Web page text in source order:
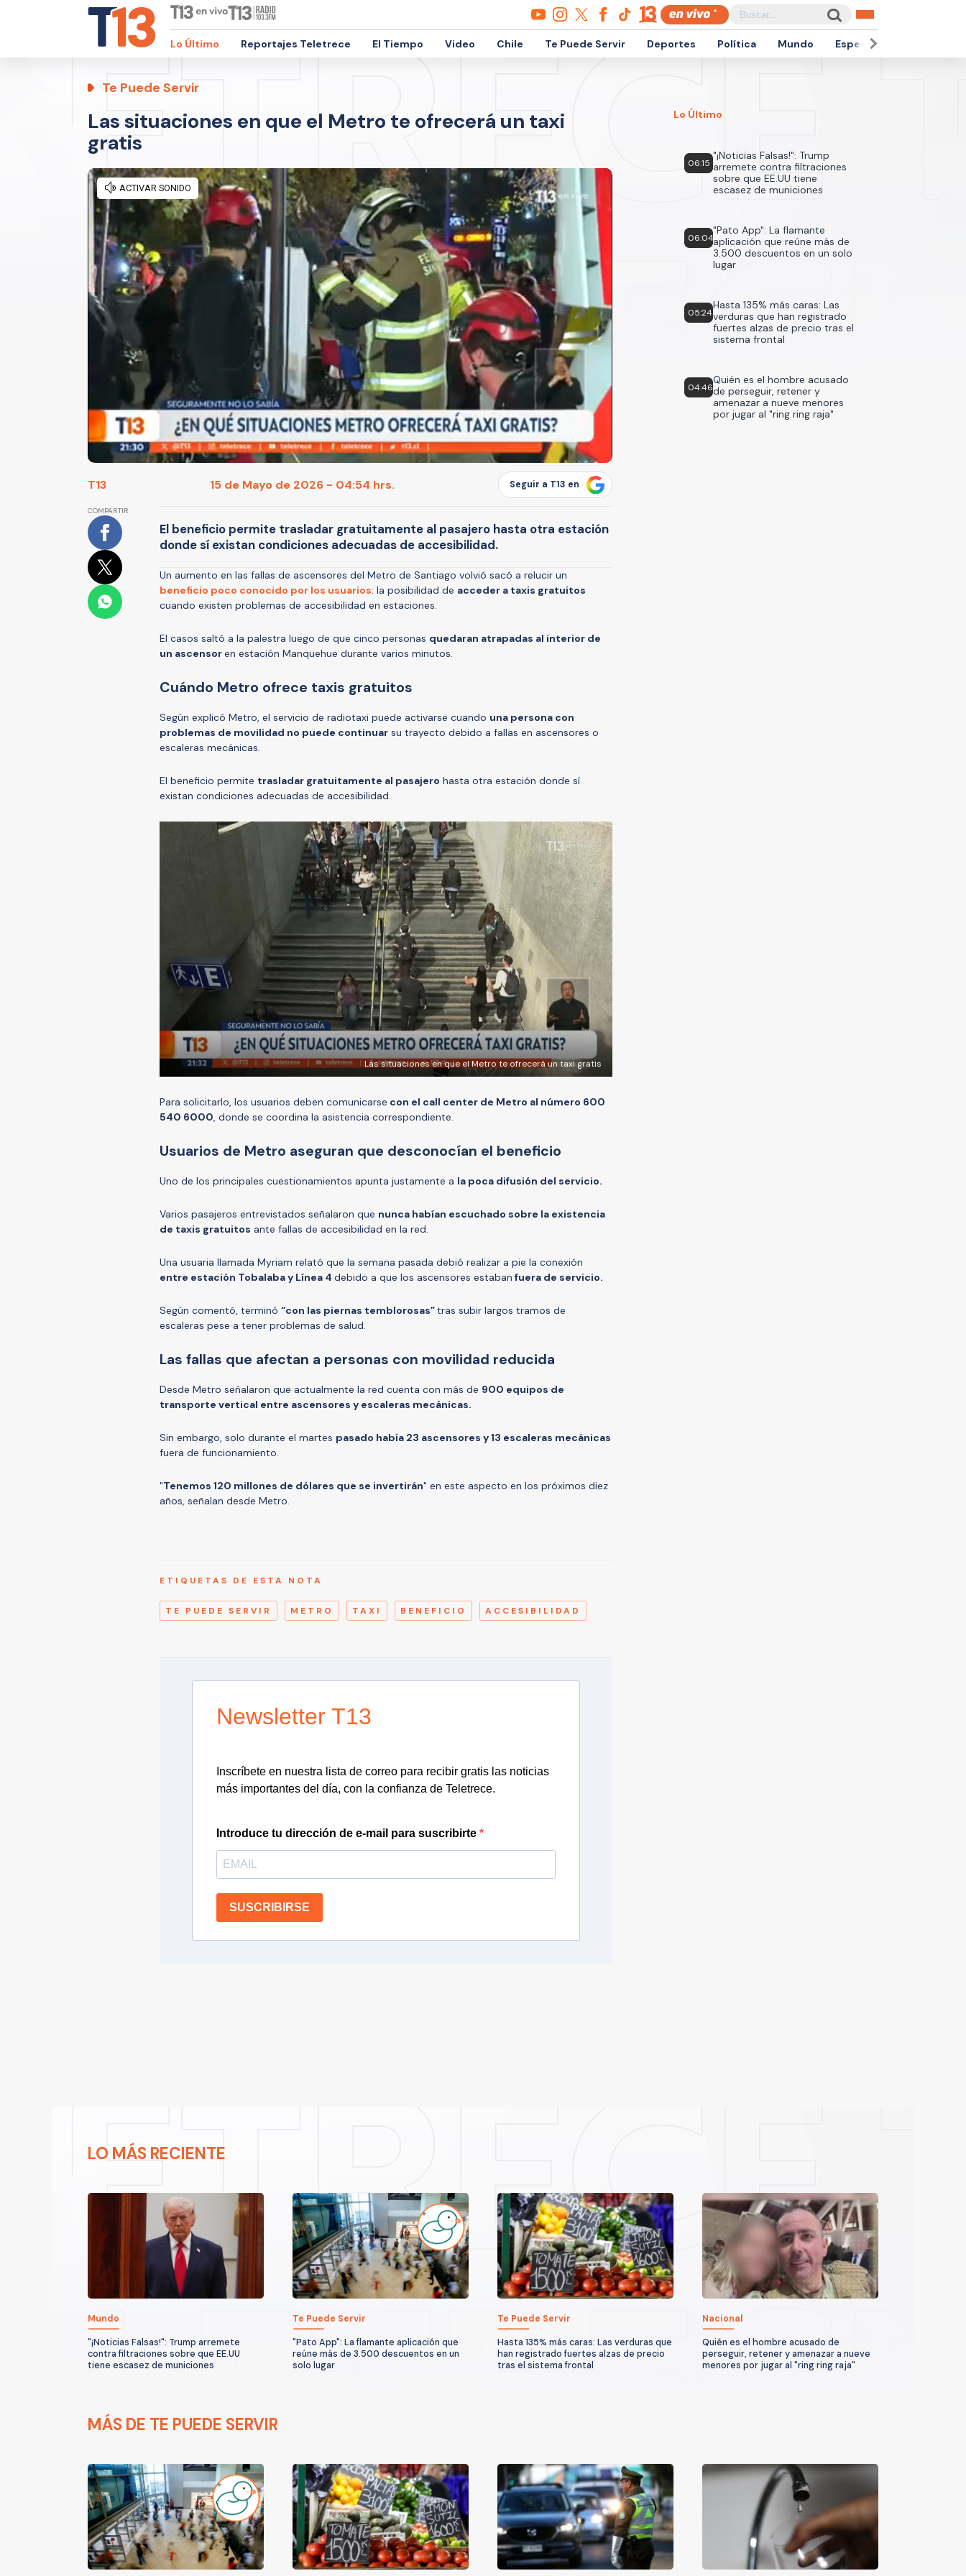
Lo Último Reportajes Teletrece El Tiempo Video Chile Te Puede Servir Deportes Política Mundo Espectáculos
Te Puede Servir
Las situaciones en que el Metro te ofrecerá un taxi
gratis
T13 15 de Mayo de 2026 - 04:54 hrs. Seguir a T13 en
COMPARTIR
El beneficio permite trasladar gratuitamente al pasajero hasta otra estación
donde sí existan condiciones adecuadas de accesibilidad.
Un aumento en las fallas de ascensores del Metro de Santiago volvió sacó a relucir un
beneficio poco conocido por los usuarios: la posibilidad de acceder a taxis gratuitos
cuando existen problemas de accesibilidad en estaciones.
El casos saltó a la palestra luego de que cinco personas quedaran atrapadas al interior de
un ascensoren estación Manquehue durante varios minutos.
Cuándo Metro ofrece taxis gratuitos
Según explicó Metro, el servicio de radiotaxi puede activarse cuando una persona con
problemas de movilidad no puede continuar su trayecto debido a fallas en ascensores o
escaleras mecánicas.
El beneficio permite trasladar gratuitamente al pasajero hasta otra estación donde sí
existan condiciones adecuadas de accesibilidad.
Las situaciones en que el Metro te ofrecerá un taxi gratis
Para solicitarlo, los usuarios deben comunicarse con el call center de Metro al número 600
540 6000, donde se coordina la asistencia correspondiente.
Usuarios de Metro aseguran que desconocían el beneficio
Uno de los principales cuestionamientos apunta justamente a la poca difusión del servicio.
Varios pasajeros entrevistados señalaron que nunca habían escuchado sobre la existencia
de taxis gratuitos ante fallas de accesibilidad en la red.
Una usuaria llamada Myriam relató que la semana pasada debió realizar a pie la conexión
entre estación Tobalaba y Línea 4 debido a que los ascensores estaban fuera de servicio.
Según comentó, terminó “con las piernas temblorosas”tras subir largos tramos de
escaleras pese a tener problemas de salud.
Las fallas que afectan a personas con movilidad reducida
Desde Metro señalaron que actualmente la red cuenta con más de 900 equipos de
transporte vertical entre ascensores y escaleras mecánicas.
Sin embargo, solo durante el martes pasado había 23 ascensores y 13 escaleras mecánicas
fuera de funcionamiento.
"Tenemos 120 millones de dólares que se invertirán" en este aspecto en los próximos diez
años, señalan desde Metro.
ETIQUETAS DE ESTA NOTA
TE PUEDE SERVIR METRO TAXI BENEFICIO ACCESIBILIDAD
Newsletter T13
Inscríbete en nuestra lista de correo para recibir gratis las noticias
más importantes del día, con la confianza de Teletrece.
Introduce tu dirección de e-mail para suscribirte
SUSCRIBIRSE
Lo Último
06:15
"¡Noticias Falsas!": Trump
arremete contra filtraciones
sobre que EE.UU tiene
escasez de municiones
06:04
"Pato App": La flamante
aplicación que reúne más de
3.500 descuentos en un solo
lugar
05:24
Hasta 135% más caras: Las
verduras que han registrado
fuertes alzas de precio tras el
sistema frontal
04:46
Quién es el hombre acusado
de perseguir, retener y
amenazar a nueve menores
por jugar al "ring ring raja"
LO MÁS RECIENTE
Mundo
"¡Noticias Falsas!": Trump arremete
contra filtraciones sobre que EE.UU
tiene escasez de municiones
Te Puede Servir
"Pato App": La flamante aplicación que
reúne más de 3.500 descuentos en un
solo lugar
Te Puede Servir
Hasta 135% más caras: Las verduras que
han registrado fuertes alzas de precio
tras el sistema frontal
Nacional
Quién es el hombre acusado de
perseguir, retener y amenazar a nueve
menores por jugar al "ring ring raja"
MÁS DE TE PUEDE SERVIR